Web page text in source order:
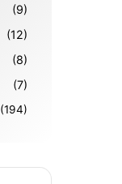
(9)
(12)
(8)
(7)
(194)